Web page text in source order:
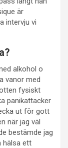
är
intervju vi
alkohol o
vanor med
fysiskt
panikattacker
ut för gott
när jag väl
bestämde jag
hälsa ett